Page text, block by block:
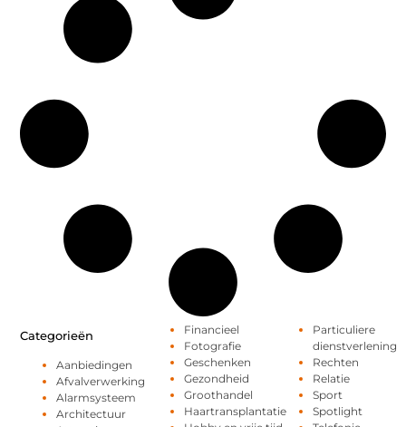
Categorieën
Aanbiedingen
Afvalverwerking
Alarmsysteem
Architectuur
Financieel
Fotografie
Geschenken
Gezondheid
Groothandel
Haartransplantatie
Particuliere
dienstverlening
Rechten
Relatie
Sport
Spotlight